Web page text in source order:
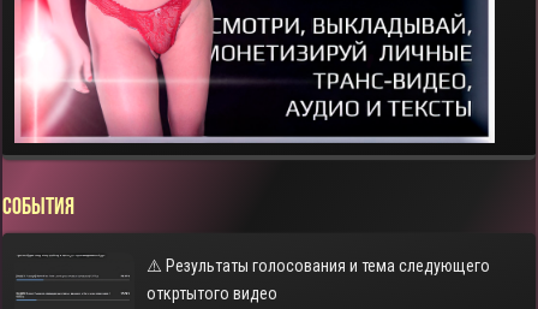
СОБЫТИЯ
⚠️ Результаты голосования и тема следующего
откртытого видео